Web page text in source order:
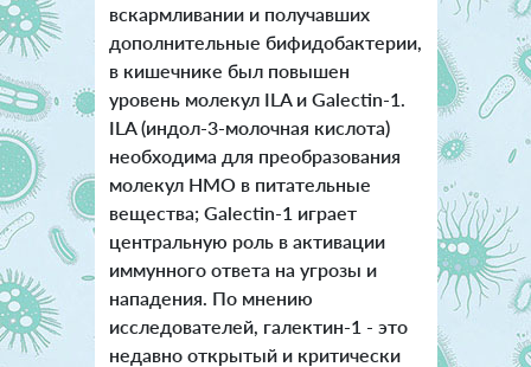
вскармливании и получавших
дополнительные бифидобактерии,
в кишечнике был повышен
уровень молекул ILA и Galectin-1.
ILA (индол-3-молочная кислота)
необходима для преобразования
молекул HMO в питательные
вещества; Galectin-1 играет
центральную роль в активации
иммунного ответа на угрозы и
нападения. По мнению
исследователей, галектин-1 - это
недавно открытый и критически